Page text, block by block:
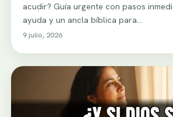
acudir? Guía urgente con pasos
ayuda y un ancla bíblica para…
9 julio, 2026